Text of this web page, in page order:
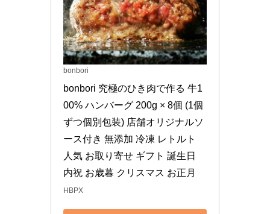
bonbori
bonbori 究極のひき肉で作る 牛1
00% ハンバーグ 200g × 8個 (1個
ずつ個別包装) 店舗オリジナルソ
ース付き 無添加 冷凍 レトルト
人気 お取り寄せ ギフト 誕生日
内祝 お歳暮 クリスマス お正月
HBPX